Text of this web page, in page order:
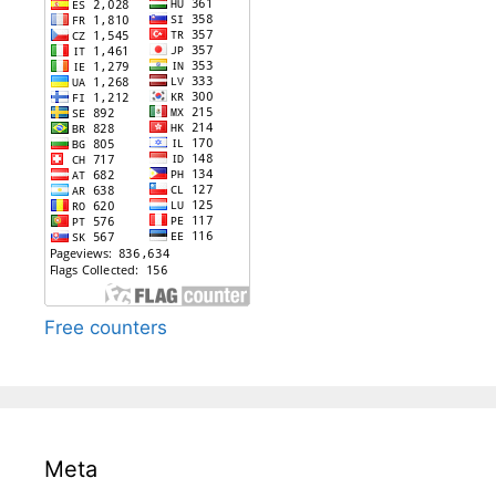
Free counters
Meta